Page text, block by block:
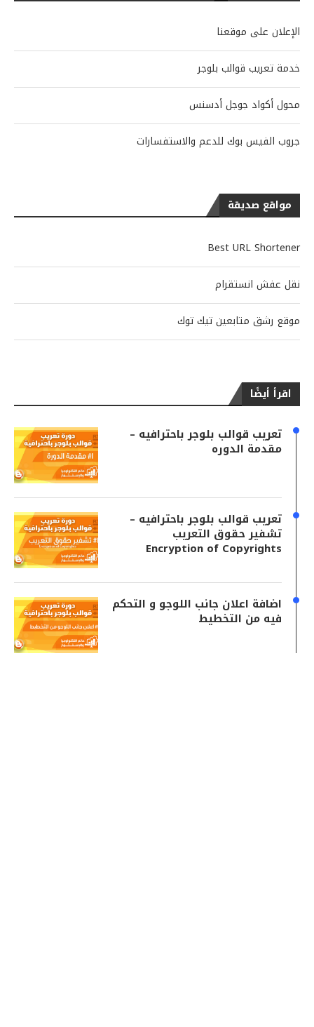
الإعلان على موقعنا
خدمة تعريب قوالب بلوجر
محول أكواد جوجل أدسنس
جروب الفيس بوك للدعم والاستفسارات
مواقع صديقة
Best URL Shortener
نقل عفش انستقرام
موقع رشق متابعين تيك توك
اقرأ أيضًا
تعريب قوالب بلوجر باحترافيه –
مقدمة الدوره
تعريب قوالب بلوجر باحترافيه –
تشفير حقوق التعريب
Encryption of Copyrights
اضافة اعلان جانب اللوجو و التحكم
فيه من التخطيط